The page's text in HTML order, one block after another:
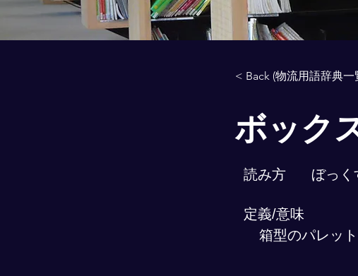
< Back (物流用語辞典一
ボック
読み方 ぼっく
定義/意味
箱型のパレット